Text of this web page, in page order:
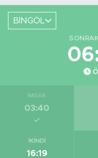
BİNGÖL
İMSAK
03:40
İKINDI
16:19